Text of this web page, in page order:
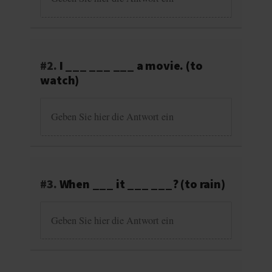
#2. I ___ ___ ___ a movie. (to
watch)
#3. When ___ it ___ ___? (to rain)